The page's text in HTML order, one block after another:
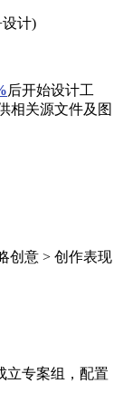
计)
后开始设计工
相关源文件及图
创意 > 创作表现
立专案组，配置